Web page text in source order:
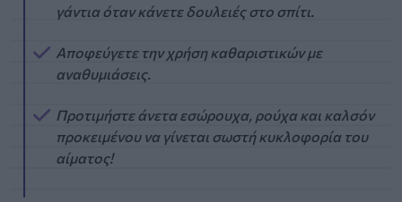
γάντια όταν κάνετε δουλειές στο σπίτι.
Αποφεύγετε την χρήση καθαριστικών με
αναθυμιάσεις.
Προτιμήστε άνετα εσώρουχα, ρούχα και καλσόν
προκειμένου να γίνεται σωστή κυκλοφορία του
αίματος!